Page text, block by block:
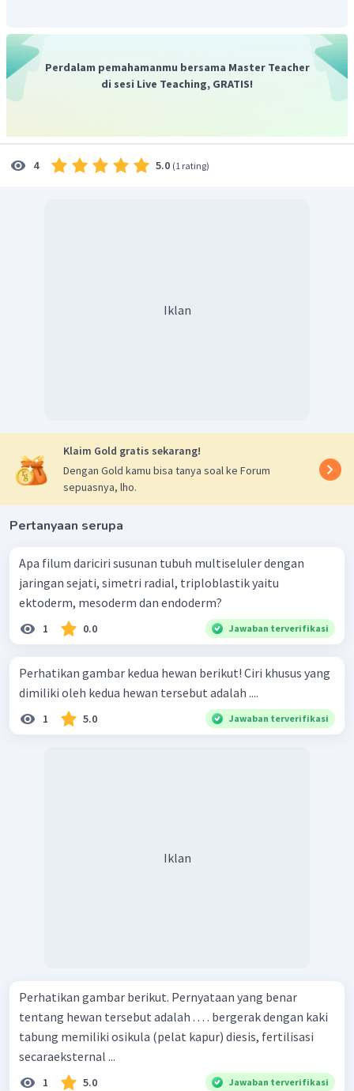
Perdalam pemahamanmu bersama Master Teacher
di sesi Live Teaching, GRATIS!
4 5.0 (1 rating)
Iklan
Klaim Gold gratis sekarang!
Dengan Gold kamu bisa tanya soal ke Forum
sepuasnya, lho.
Pertanyaan serupa
Apa filum dariciri susunan tubuh multiseluler dengan
jaringan sejati, simetri radial, triploblastik yaitu
ektoderm, mesoderm dan endoderm?
1 0.0 Jawaban terverifikasi
Perhatikan gambar kedua hewan berikut! Ciri khusus yang
dimiliki oleh kedua hewan tersebut adalah ....
1 5.0 Jawaban terverifikasi
Iklan
Perhatikan gambar berikut. Pernyataan yang benar
tentang hewan tersebut adalah . . . . bergerak dengan kaki
tabung memiliki osikula (pelat kapur) diesis, fertilisasi
secaraeksternal ...
1 5.0 Jawaban terverifikasi